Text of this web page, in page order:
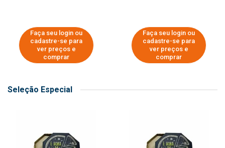
Faça seu login ou
cadastre-se para
ver preços e
comprar
Faça seu login ou
cadastre-se para
ver preços e
comprar
Seleção Especial